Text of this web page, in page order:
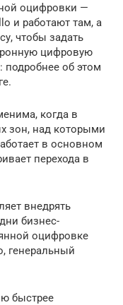
оцифровки —
и работают там, а
чтобы задать
цифровую
подробнее об этом
когда в
зон, над которыми
в основном
перехода в
внедрять
бизнес-
оцифровке
генеральный
быстрее